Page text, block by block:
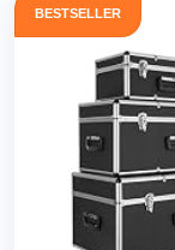
BESTSELLER